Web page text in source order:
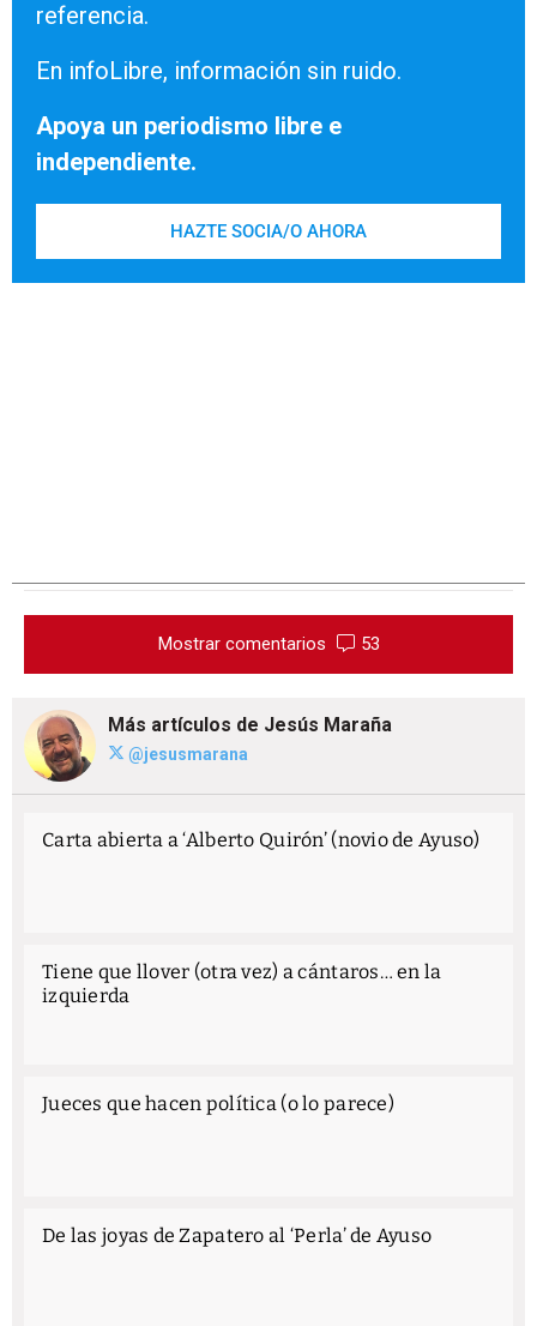
referencia.
En infoLibre, información sin ruido.
Apoya un periodismo libre e
independiente.
HAZTE SOCIA/O AHORA
Mostrar comentarios 53
Más artículos de Jesús Maraña
@jesusmarana
Carta abierta a ‘Alberto Quirón’ (novio de Ayuso)
Tiene que llover (otra vez) a cántaros… en la
izquierda
Jueces que hacen política (o lo parece)
De las joyas de Zapatero al ‘Perla’ de Ayuso